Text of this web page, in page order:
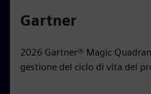
Gartner
2026 Gartner® Magic
gestione del ciclo di vita dei